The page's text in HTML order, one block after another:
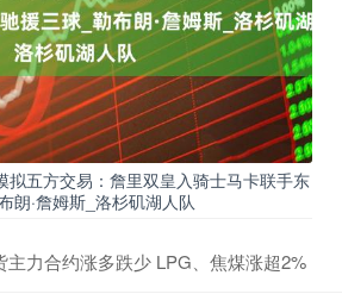
拟五方交易：詹里双皇入骑士马卡联手东
朗·詹姆斯_洛杉矶湖人队
力合约涨多跌少 LPG、焦煤涨超2%